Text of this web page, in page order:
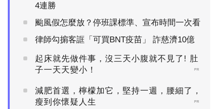
4連勝
颱風假怎麼放？停班課標準、宣布時間一次看
律師勾掮客誆「可買BNT疫苗」 詐慈濟10億
起床就先做件事，沒三天小腹就不見了! 肚
子一天天變小！
PR
減肥首選，檸檬加它，堅持一週，腰細了，
瘦到你懷疑人生
PR